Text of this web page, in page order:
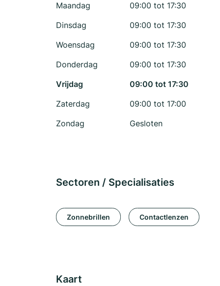
Maandag
09:00 tot 17:30
Dinsdag
09:00 tot 17:30
Woensdag
09:00 tot 17:30
Donderdag
09:00 tot 17:30
Vrijdag
09:00 tot 17:30
Zaterdag
09:00 tot 17:00
Zondag
Gesloten
Sectoren / Specialisaties
Zonnebrillen Contactlenzen
Kaart